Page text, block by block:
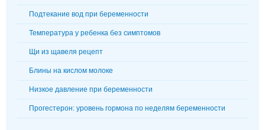
Подтекание вод при беременности
Температура у ребенка без симптомов
Щи из щавеля рецепт
Блины на кислом молоке
Низкое давление при беременности
Прогестерон: уровень гормона по неделям беременности